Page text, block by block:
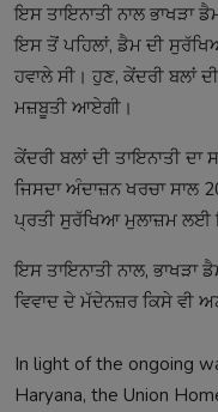
ਇਸ ਤਾਇਨਾਤੀ ਨਾਲ ਭਾਖੜਾ
ਇਸ ਤੋਂ ਪਹਿਲਾਂ, ਡੈਮ ਦੀ
ਹਵਾਲੇ ਸੀ। ਹੁਣ, ਕੇਂਦਰੀ ਬਲਾਂ
ਮਜ਼ਬੂਤੀ ਆਏਗੀ।
ਕੇਂਦਰੀ ਬਲਾਂ ਦੀ ਤਾਇਨਾਤੀ ਦਾ
ਜਿਸਦਾ ਅੰਦਾਜ਼ਨ ਖਰਚਾ ਸਾਲ
ਪ੍ਰਤੀ ਸੁਰੱਖਿਆ ਮੁਲਾਜ਼ਮ ਲਈ
ਇਸ ਤਾਇਨਾਤੀ ਨਾਲ,
ਵਿਵਾਦ ਦੇ ਮੱਦੇਨਜ਼ਰ ਕਿਸੇ ਵੀ
In light of the ongoing
Haryana, the Union